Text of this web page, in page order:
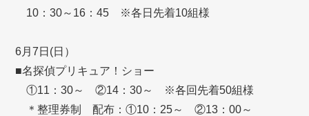
10：30～16：45 ※各日先着10組様
6月7日(日）
■名探偵プリキュア！ショー
①11：30～ ②14：30～ ※各回先着50組様
＊整理券制 配布：①10：25～ ②13：00～